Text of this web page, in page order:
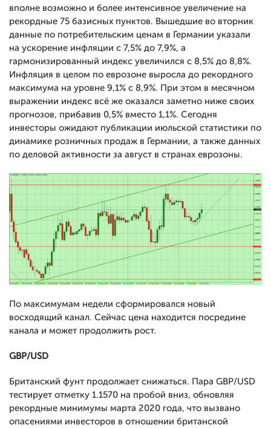
вполне возможно и более интенсивное увеличение на
рекордные 75 базисных пунктов. Вышедшие во вторник
данные по потребительским ценам в Германии указали
на ускорение инфляции с 7,5% до 7,9%, а
гармонизированный индекс увеличился с 8,5% до 8,8%.
Инфляция в целом по еврозоне выросла до рекордного
максимума на уровне 9,1% с 8,9%. При этом в месячном
выражении индекс всё же оказался заметно ниже своих
прогнозов, прибавив 0,5% вместо 1,1%. Сегодня
инвесторы ожидают публикации июльской статистики по
динамике розничных продаж в Германии, а также данных
по деловой активности за август в странах еврозоны.
По максимумам недели сформировался новый
восходящий канал. Сейчас цена находится посредине
канала и может продолжить рост.
GBP/USD
Британский фунт продолжает снижаться. Пара GBP/USD
тестирует отметку 1.1570 на пробой вниз, обновляя
рекордные минимумы марта 2020 года, что вызвано
опасениями инвесторов в отношении британской